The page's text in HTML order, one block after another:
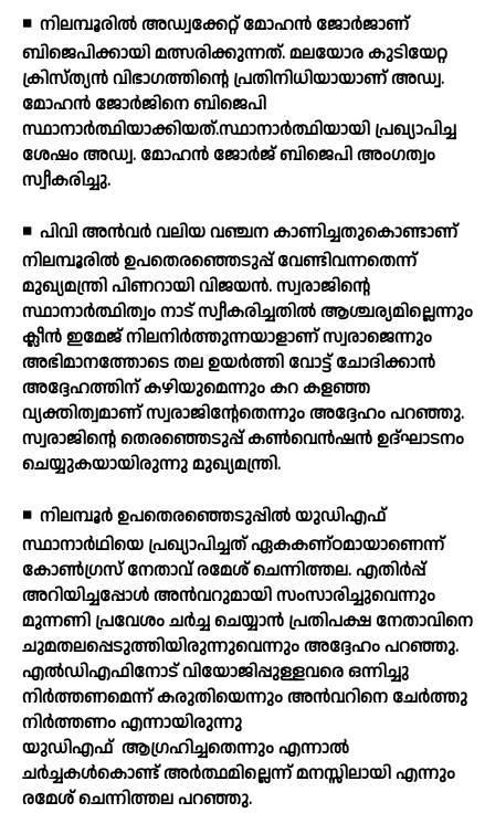
◾ നിലമ്പൂരില്‍ അഡ്വക്കേറ്റ് മോഹന്‍ ജോര്‍ജാണ്
ബിജെപിക്കായി മത്സരിക്കുന്നത്. മലയോര കുടിയേറ്റ
ക്രിസ്ത്യന്‍ വിഭാഗത്തിന്റെ പ്രതിനിധിയായാണ് അഡ്വ.
മോഹന്‍ ജോര്‍ജിനെ ബിജെപി
സ്ഥാനാര്‍ത്ഥിയാക്കിയത്.സ്ഥാനാര്‍ത്ഥിയായി പ്രഖ്യാപിച്ച
ശേഷം അഡ്വ. മോഹന്‍ ജോര്‍ജ് ബിജെപി അംഗത്വം
സ്വീകരിച്ചു.
◾ പിവി അന്‍വര്‍ വലിയ വഞ്ചന കാണിച്ചതുകൊണ്ടാണ്
നിലമ്പൂരില്‍ ഉപതെരഞ്ഞെടുപ്പ് വേണ്ടിവന്നതെന്ന്
മുഖ്യമന്ത്രി പിണറായി വിജയന്‍. സ്വരാജിന്റെ
സ്ഥാനാര്‍ത്ഥിത്വം നാട് സ്വീകരിച്ചതില്‍ ആശ്ചര്യമില്ലെന്നും
ക്ലീന്‍ ഇമേജ് നിലനിര്‍ത്തുന്നയാളാണ് സ്വരാജെന്നും
അഭിമാനത്തോടെ തല ഉയര്‍ത്തി വോട്ട് ചോദിക്കാന്‍
അദ്ദേഹത്തിന് കഴിയുമെന്നും കറ കളഞ്ഞ
വ്യക്തിത്വമാണ് സ്വരാജിന്റേതെന്നും അദ്ദേഹം പറഞ്ഞു.
സ്വരാജിന്റെ തെരഞ്ഞെടുപ്പ് കണ്‍വെന്‍ഷന്‍ ഉദ്ഘാടനം
ചെയ്യുകയായിരുന്നു മുഖ്യമന്ത്രി.
◾ നിലമ്പൂര്‍ ഉപതെരഞ്ഞെടുപ്പില്‍ യുഡിഎഫ്
സ്ഥാനാര്‍ഥിയെ പ്രഖ്യാപിച്ചത് ഏകകണ്ഠമായാണെന്ന്
കോണ്‍ഗ്രസ് നേതാവ് രമേശ് ചെന്നിത്തല. എതിര്‍പ്പ്
അറിയിച്ചപ്പോള്‍ അന്‍വറുമായി സംസാരിച്ചുവെന്നും
മുന്നണി പ്രവേശം ചര്‍ച്ച ചെയ്യാന്‍ പ്രതിപക്ഷ നേതാവിനെ
ചുമതലപ്പെടുത്തിയിരുന്നുവെന്നും അദ്ദേഹം പറഞ്ഞു.
എല്‍ഡിഎഫിനോട് വിയോജിപ്പുള്ളവരെ ഒന്നിച്ചു
നിര്‍ത്തണമെന്ന് കരുതിയെന്നും അന്‍വറിനെ ചേര്‍ത്തു
നിര്‍ത്തണം എന്നായിരുന്നു
യുഡിഎഫ് ആഗ്രഹിച്ചതെന്നും എന്നാല്‍
ചര്‍ച്ചകള്‍കൊണ്ട് അര്‍ത്ഥമില്ലെന്ന് മനസ്സിലായി എന്നും
രമേശ് ചെന്നിത്തല പറഞ്ഞു.